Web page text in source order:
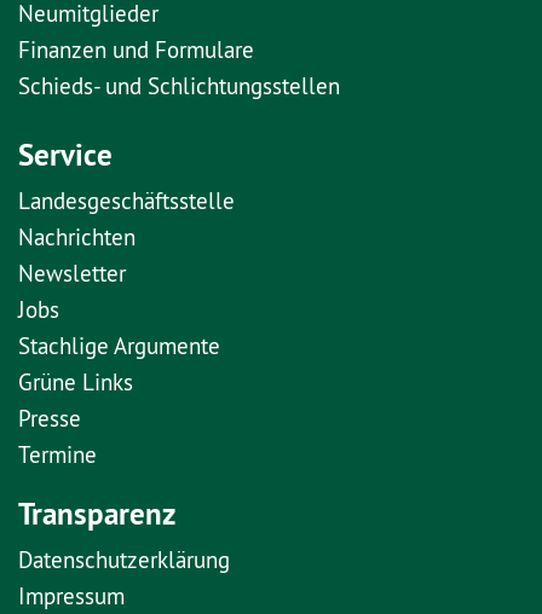
Neumitglieder
Finanzen und Formulare
Schieds- und Schlichtungsstellen
Service
Landesgeschäftsstelle
Nachrichten
Newsletter
Jobs
Stachlige Argumente
Grüne Links
Presse
Termine
Transparenz
Datenschutzerklärung
Impressum